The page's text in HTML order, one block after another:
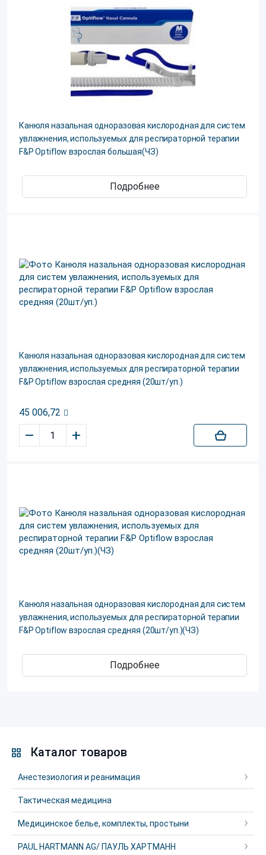
Канюля назальная одноразовая кислородная для систем
увлажнения, используемых для респираторной терапии
F&P Optiflow взрослая большая(ЧЗ)
Подробнее
Канюля назальная одноразовая кислородная для систем
увлажнения, используемых для респираторной терапии
F&P Optiflow взрослая средняя (20шт/уп.)
45 006,72
– +
Канюля назальная одноразовая кислородная для систем
увлажнения, используемых для респираторной терапии
F&P Optiflow взрослая средняя (20шт/уп.)(ЧЗ)
Подробнее
Каталог товаров
Анестезиология и реанимация
Тактическая медицина
Медицинское белье, комплекты, простыни
PAUL HARTMANN AG/ ПАУЛЬ ХАРТМАНН